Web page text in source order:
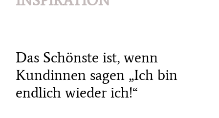
Das Schönste ist, wenn
Kundinnen sagen „Ich bin
endlich wieder ich!“